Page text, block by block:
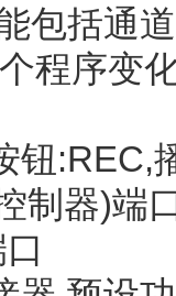
包括通
程序变
:REC,
制器)端